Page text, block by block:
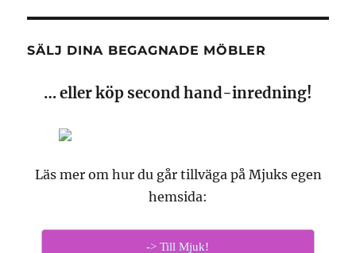
SÄLJ DINA BEGAGNADE MÖBLER
… eller köp second hand-inredning!
Läs mer om hur du går tillväga på Mjuks egen
hemsida:
-> Till Mjuk!